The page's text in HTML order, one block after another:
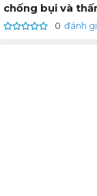
chống bụi và
0 đánh